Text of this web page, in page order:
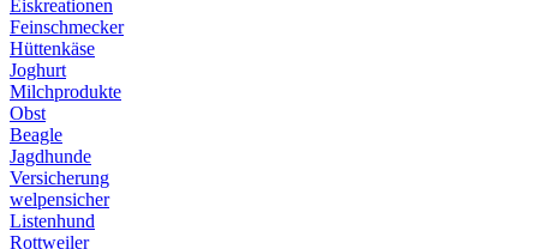
Eiskreationen
Feinschmecker
Hüttenkäse
Joghurt
Milchprodukte
Obst
Beagle
Jagdhunde
Versicherung
welpensicher
Listenhund
Rottweiler